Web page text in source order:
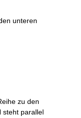
unteren
zu den
steht parallel